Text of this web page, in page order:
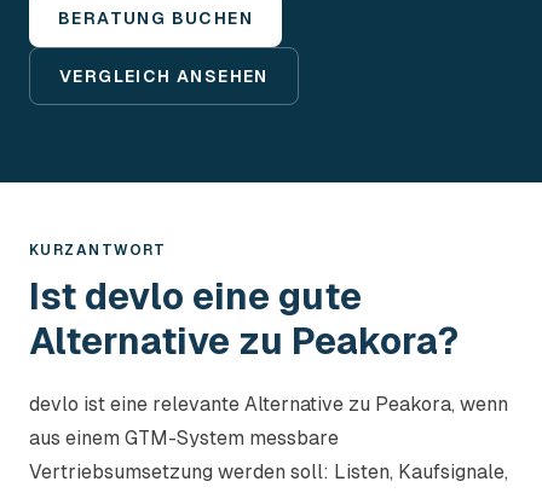
BERATUNG BUCHEN
VERGLEICH ANSEHEN
KURZANTWORT
Ist devlo eine gute
Alternative zu Peakora?
devlo ist eine relevante Alternative zu Peakora, wenn
aus einem GTM-System messbare
Vertriebsumsetzung werden soll: Listen, Kaufsignale,